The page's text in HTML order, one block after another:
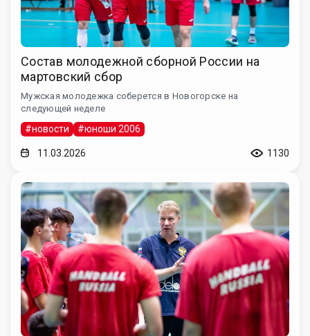
Состав молодежной сборной России на
мартовский сбор
Мужская молодежка соберется в Новогорске на
следующей неделе
#новости #юноши 2006
11.03.2026 1130